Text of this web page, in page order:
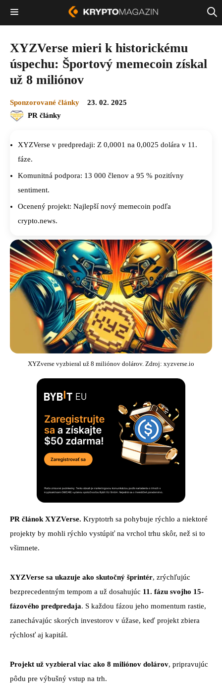
XYZVerse mieri k historickému
úspechu: Športový memecoin získal
už 8 miliónov
Sponzorované články
23. 02. 2025
PR články
XYZVerse v predpredaji: Z 0,0001 na 0,0025 dolára v 11.
fáze.
Komunitná podpora: 13 000 členov a 95 % pozitívny
sentiment.
Ocenený projekt: Najlepší nový memecoin podľa
crypto.news.
XYZverse vyzbieral už 8 miliónov dolárov. Zdroj: xyzverse.io
PR článok XYZVerse. Kryptotrh sa pohybuje rýchlo a niektoré
projekty by mohli rýchlo vystúpiť na vrchol trhu skôr, než si to
všimnete.
XYZVerse sa ukazuje ako skutočný šprintér, zrýchľujúc
bezprecedentným tempom a už dosahujúc 11. fázu svojho 15-
fázového predpredaja. S každou fázou jeho momentum rastie,
zanechávajúc skorých investorov v úžase, keď projekt zbiera
rýchlosť aj kapitál.
Projekt už vyzbieral viac ako 8 miliónov dolárov, pripravujúc
pôdu pre výbušný vstup na trh.